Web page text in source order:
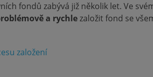
fondů zabývá již několik let. Ve
a rychlezaložit fond se
založení